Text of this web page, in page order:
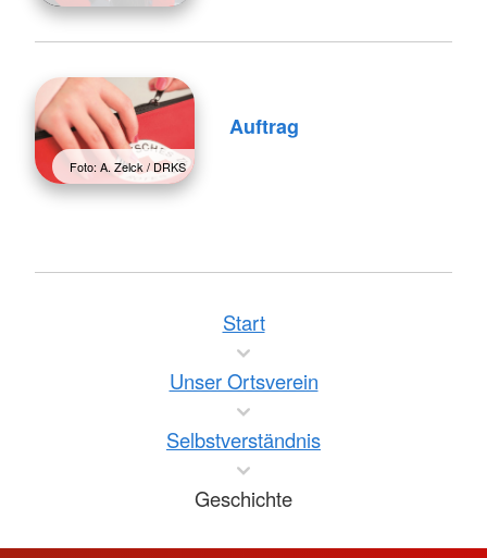
Foto: A. Zelck / DRKS
Auftrag
Start
Unser Ortsverein
Selbstverständnis
Geschichte